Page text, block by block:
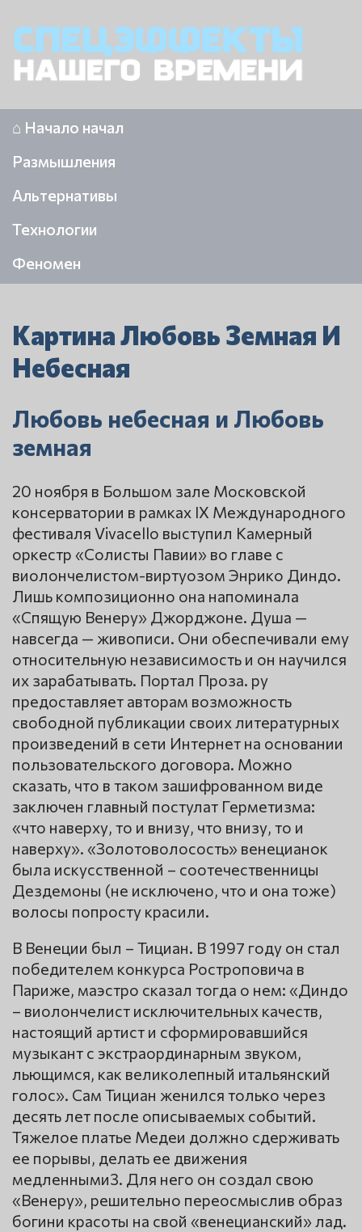
⌂ Начало начал
Размышления
Альтернативы
Технологии
Феномен
Картина Любовь Земная И
Небесная
Любовь небесная и Любовь
земная
20 ноября в Большом зале Московской
консерватории в рамках IХ Международного
фестиваля Vivacello выступил Камерный
оркестр «Солисты Павии» во главе с
виолончелистом-виртуозом Энрико Диндо.
Лишь композиционно она напоминала
«Спящую Венеру» Джорджоне. Душа —
навсегда — живописи. Они обеспечивали ему
относительную независимость и он научился
их зарабатывать. Портал Проза. ру
предоставляет авторам возможность
свободной публикации своих литературных
произведений в сети Интернет на основании
пользовательского договора. Можно
сказать, что в таком зашифрованном виде
заключен главный постулат Герметизма:
«что наверху, то и внизу, что внизу, то и
наверху». «Золотоволосость» венецианок
была искусственной – соотечественницы
Дездемоны (не исключено, что и она тоже)
волосы попросту красили.
В Венеции был – Тициан. В 1997 году он стал
победителем конкурса Ростроповича в
Париже, маэстро сказал тогда о нем: «Диндо
– виолончелист исключительных качеств,
настоящий артист и сформировавшийся
музыкант с экстраординарным звуком,
льющимся, как великолепный итальянский
голос». Сам Тициан женился только через
десять лет после описываемых событий.
Тяжелое платье Медеи должно сдерживать
ее порывы, делать ее движения
медленными3. Для него он создал свою
«Венеру», решительно переосмыслив образ
богини красоты на свой «венецианский» лад.